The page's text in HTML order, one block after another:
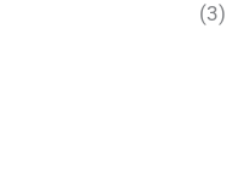
(3)